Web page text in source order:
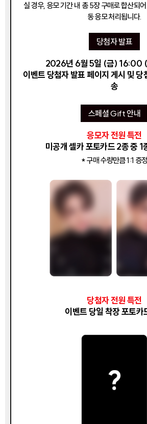
실 경우, 응모 기간 내 총 5장 구매로 합산되
동 응모 처리됩니다.
당첨자 발표
2026년 6월 5일 (금) 16:00
이벤트 당첨자 발표 페이지 게시 및
송
스페셜 Gift 안내
응모자 전원 특전
미공개 셀카 포토카드 2종 중 1
* 구매 수량만큼 1:1 증정
당첨자 전원 특전
이벤트 당일 착장 포토카